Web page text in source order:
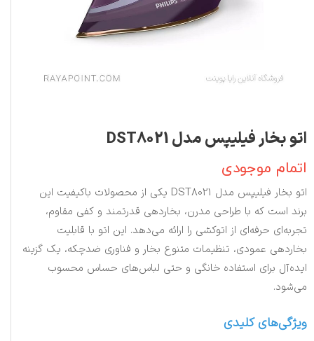
اتو بخار فیلیپس مدل DST8021
اتمام موجودی
اتو بخار فیلیپس مدل DST8021 یکی از محصولات باکیفیت این
برند است که با طراحی مدرن، بخاردهی قدرتمند و کفی مقاوم،
تجربه‌ای حرفه‌ای از اتوکشی را ارائه می‌دهد. این اتو با قابلیت
بخاردهی عمودی، تنظیمات متنوع بخار و فناوری ضدچکه، یک گزینه
ایده‌آل برای استفاده خانگی و حتی لباس‌های حساس محسوب
می‌شود.
ویژگی‌های کلیدی